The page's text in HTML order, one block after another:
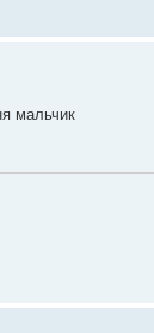
мальчик